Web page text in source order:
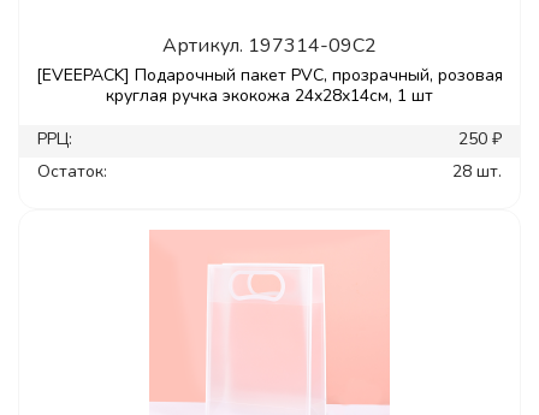
Артикул. 197314-09C2
[EVEEPACK] Подарочный пакет PVC, прозрачный, розовая
круглая ручка экокожа 24x28x14см, 1 шт
РРЦ:
250 ₽
Остаток:
28 шт.